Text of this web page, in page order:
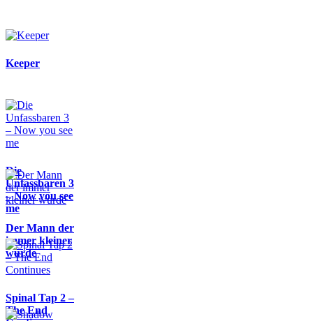
Keeper
Die
Unfassbaren 3
– Now you see
me
Der Mann der
immer kleiner
wurde
Spinal Tap 2 –
The End